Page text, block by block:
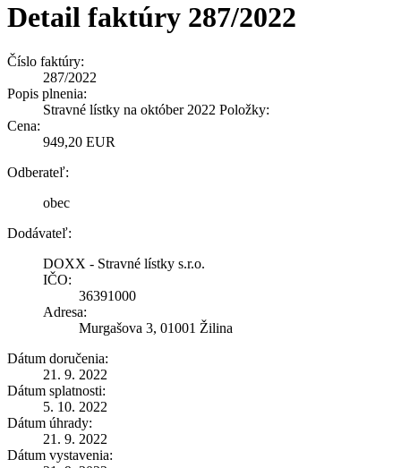
Detail faktúry 287/2022
Číslo faktúry:
287/2022
Popis plnenia:
Stravné lístky na október 2022 Položky:
Cena:
949,20 EUR
Odberateľ:
obec
Dodávateľ:
DOXX - Stravné lístky s.r.o.
IČO:
36391000
Adresa:
Murgašova 3, 01001 Žilina
Dátum doručenia:
21. 9. 2022
Dátum splatnosti:
5. 10. 2022
Dátum úhrady:
21. 9. 2022
Dátum vystavenia: